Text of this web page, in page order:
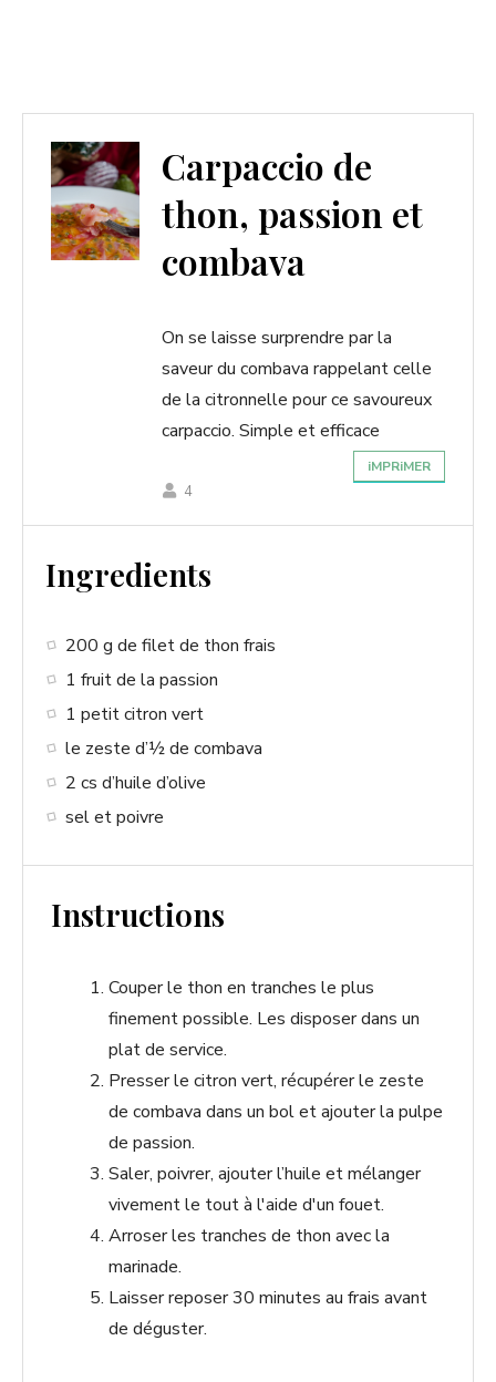
Carpaccio de
thon, passion et
combava
On se laisse surprendre par la
saveur du combava rappelant celle
de la citronnelle pour ce savoureux
carpaccio. Simple et efficace
iMPRiMER
4
Ingredients
200 g de filet de thon frais
1 fruit de la passion
1 petit citron vert
le zeste d’½ de combava
2 cs d’huile d’olive
sel et poivre
Instructions
Couper le thon en tranches le plus
finement possible. Les disposer dans un
plat de service.
Presser le citron vert, récupérer le zeste
de combava dans un bol et ajouter la pulpe
de passion.
Saler, poivrer, ajouter l’huile et mélanger
vivement le tout à l'aide d'un fouet.
Arroser les tranches de thon avec la
marinade.
Laisser reposer 30 minutes au frais avant
de déguster.